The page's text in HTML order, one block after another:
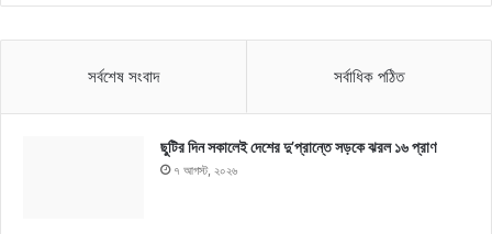
সর্বশেষ সংবাদ সর্বাধিক পঠিত
ছুটির দিন সকালেই দেশের দু’প্রান্তে সড়কে ঝরল ১৬ প্রাণ
৭ আগস্ট, ২০২৬